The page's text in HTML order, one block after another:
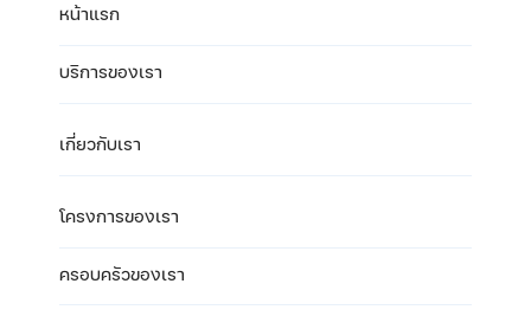
หน้าแรก
บริการของเรา
เกี่ยวกับเรา
โครงการของเรา
ครอบครัวของเรา